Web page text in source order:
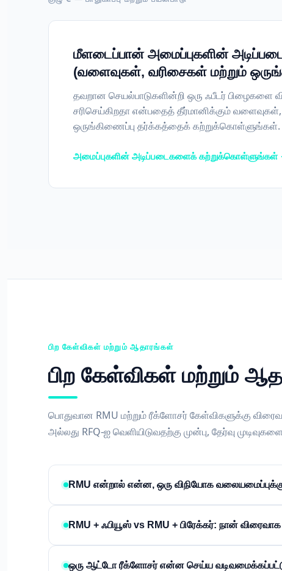
மீளடைப்பான் அமைப்புகளின்
(வளைவுகள், வரிசைகள் மற்றும்
தவறான செயல்பாடுகளின்றி ஒரு ஃபீடர் பிழைகளை
சரிசெய்கிறதா என்பதைத் தீர்மானிக்கும்
ஒருங்கிணைப்பு தர்க்கத்தைக் கற்றுக்கொள்ளுங்கள்.
அமைப்புகளின் அடிப்படைகளைக் கற்றுக்கொள்ளுங்கள்
பிற கேள்விகள் மற்றும் ஆதாரங்கள்
பிற கேள்விகள் மற்றும்
பொதுவான RMU மற்றும் ரீக்ளோசர் கேள்விகளுக்கு
அல்லது RFQ-ஐ வெளியிடுவதற்கு முன்பு, தேர்வு
RMU என்றால் என்ன, ஒரு விநியோக
RMU + ஃபியூஸ் vs RMU + பிரேக்கர்: நான்
ஒரு ஆட்டோ ரீக்ளோசர் என்ன செய்ய